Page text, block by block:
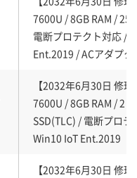
7600U / 8GB RAM /
電断プロテクト対応 /
Ent.2019 / ACアダプタ
【2032年6月30日 修
7600U / 8GB RAM /
SSD(TLC) / 電断プロ
Win10 IoT Ent.2019
【2032年6月30日 修